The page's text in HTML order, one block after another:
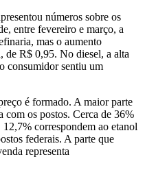
números sobre os
entre fevereiro e março, a
mas o aumento
de R$ 0,95. No diesel, a alta
consumidor sentiu um
é formado. A maior parte
os postos. Cerca de 36%
correspondem ao etanol
federais. A parte que
representa